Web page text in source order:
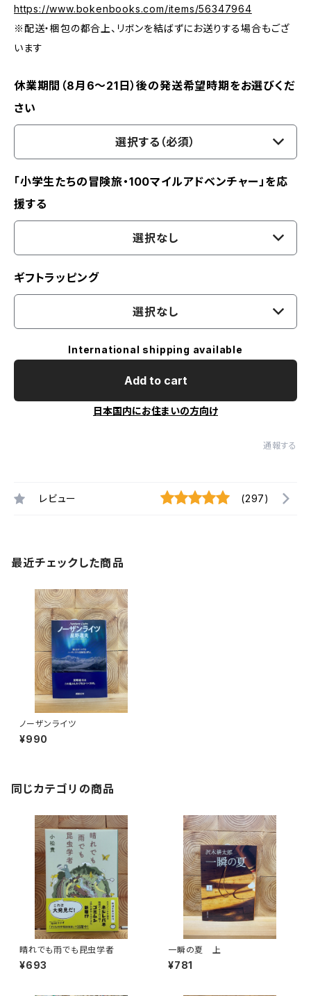
https://www.bokenbooks.com/items/56347964
※配送・梱包の都合上、リボンを結ばずにお送りする場合もござ
います
休業期間（8月6〜21日）後の発送希望時期をお選びくだ
さい
選択する（必須）
「小学生たちの冒険旅・100マイルアドベンチャー」を応
援する
選択なし
ギフトラッピング
選択なし
International shipping available
Add to cart
日本国内にお住まいの方向け
通報する
レビュー (297)
最近チェックした商品
ノーザンライツ
¥990
同じカテゴリの商品
晴れでも雨でも昆虫学者
¥693
一瞬の夏 上
¥781